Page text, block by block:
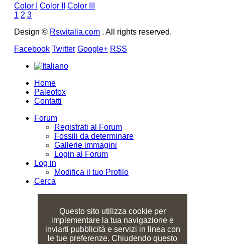
Color I
Color II
Color III
1 2 3
Design © Rswitalia.com . All rights reserved.
Facebook Twitter Google+ RSS
Home
Paleofox
Contatti
Forum
Registrati al Forum
Fossili da determinare
Gallerie immagini
Login al Forum
Log in
Modifica il tuo Profilo
Cerca
Questo sito utilizza cookie per
implementare la tua navigazione e
inviarti pubblicità e servizi in linea con
le tue preferenze. Chiudendo questo